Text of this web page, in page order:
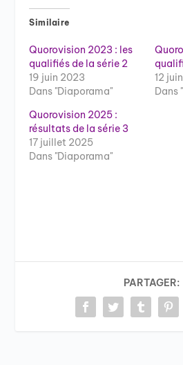
Similaire
Quorovision 2023 : les
qualifiés de la série 2
19 juin 2023
Dans "Diaporama"
12
Dans
Quorovision 2025 :
résultats de la série 3
17 juillet 2025
Dans "Diaporama"
PARTAGER: